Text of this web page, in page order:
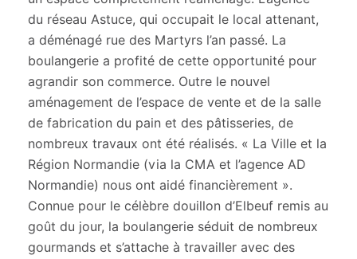
du réseau Astuce, qui occupait le local attenant,
a déménagé rue des Martyrs l’an passé. La
boulangerie a profité de cette opportunité pour
agrandir son commerce. Outre le nouvel
aménagement de l’espace de vente et de la salle
de fabrication du pain et des pâtisseries, de
nombreux travaux ont été réalisés. « La Ville et la
Région Normandie (via la CMA et l’agence AD
Normandie) nous ont aidé financièrement ».
Connue pour le célèbre douillon d’Elbeuf remis au
goût du jour, la boulangerie séduit de nombreux
gourmands et s’attache à travailler avec des